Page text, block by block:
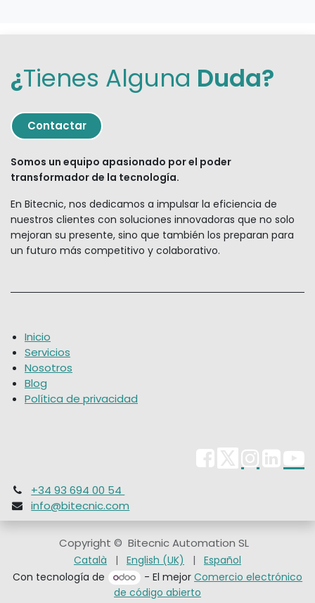
¿Tienes Alguna Duda?
Contactar
Somos un equipo apasionado por el poder
transformador de la tecnología.
En Bitecnic, nos dedicamos a impulsar la eficiencia de
nuestros clientes con soluciones innovadoras que no solo
mejoran su presente, sino que también los preparan para
un futuro más competitivo y colaborativo.
Inicio
Servicios
Nosotros
Blog
Política de privacidad
+34 93 694 00 54
info@bitecnic.com
Copyright © Bitecnic Automation SL
Català | English (UK) |
Español
Con tecnología de
- El mejorComercio electrónico
de código abierto